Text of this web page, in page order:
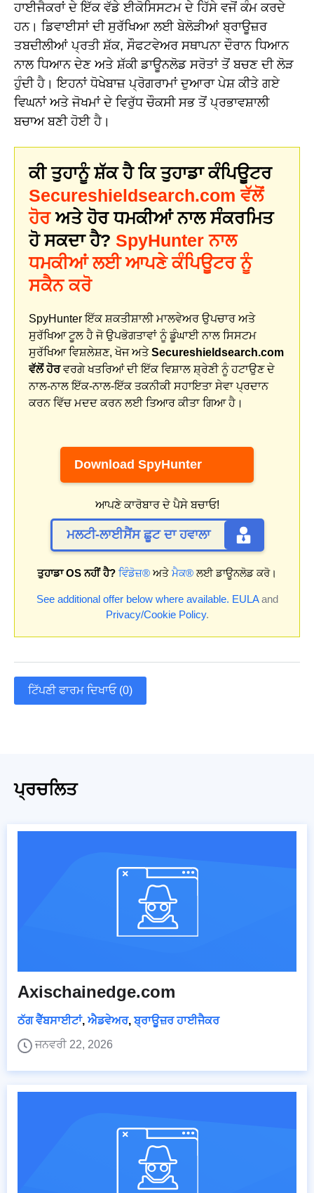
ਹਾਈਜੈਕਰਾਂ ਦੇ ਇੱਕ ਵੱਡੇ ਈਕੋਸਿਸਟਮ ਦੇ ਹਿੱਸੇ ਵਜੋਂ ਕੰਮ ਕਰਦੇ
ਹਨ। ਡਿਵਾਈਸਾਂ ਦੀ ਸੁਰੱਖਿਆ ਲਈ ਬੇਲੋੜੀਆਂ ਬ੍ਰਾਊਜ਼ਰ
ਤਬਦੀਲੀਆਂ ਪ੍ਰਤੀ ਸ਼ੱਕ, ਸੌਫਟਵੇਅਰ ਸਥਾਪਨਾ ਦੌਰਾਨ ਧਿਆਨ
ਨਾਲ ਧਿਆਨ ਦੇਣ ਅਤੇ ਸ਼ੱਕੀ ਡਾਊਨਲੋਡ ਸਰੋਤਾਂ ਤੋਂ ਬਚਣ ਦੀ ਲੋੜ
ਹੁੰਦੀ ਹੈ। ਇਹਨਾਂ ਧੋਖੇਬਾਜ਼ ਪ੍ਰੋਗਰਾਮਾਂ ਦੁਆਰਾ ਪੇਸ਼ ਕੀਤੇ ਗਏ
ਵਿਘਨਾਂ ਅਤੇ ਜੋਖਮਾਂ ਦੇ ਵਿਰੁੱਧ ਚੌਕਸੀ ਸਭ ਤੋਂ ਪ੍ਰਭਾਵਸ਼ਾਲੀ
ਬਚਾਅ ਬਣੀ ਹੋਈ ਹੈ।
ਕੀ ਤੁਹਾਨੂੰ ਸ਼ੱਕ ਹੈ ਕਿ ਤੁਹਾਡਾ ਕੰਪਿਊਟਰ
Secureshieldsearch.com ਵੱਲੋਂ
ਹੋਰਅਤੇ ਹੋਰ ਧਮਕੀਆਂ ਨਾਲ ਸੰਕਰਮਿਤ
ਹੋ ਸਕਦਾ ਹੈ? SpyHunter ਨਾਲ
ਧਮਕੀਆਂ ਲਈ ਆਪਣੇ ਕੰਪਿਊਟਰ ਨੂੰ
ਸਕੈਨ ਕਰੋ
SpyHunter ਇੱਕ ਸ਼ਕਤੀਸ਼ਾਲੀ ਮਾਲਵੇਅਰ ਉਪਚਾਰ ਅਤੇ
ਸੁਰੱਖਿਆ ਟੂਲ ਹੈ ਜੋ ਉਪਭੋਗਤਾਵਾਂ ਨੂੰ ਡੂੰਘਾਈ ਨਾਲ ਸਿਸਟਮ
ਸੁਰੱਖਿਆ ਵਿਸ਼ਲੇਸ਼ਣ, ਖੋਜ ਅਤੇSecureshieldsearch.com
ਵੱਲੋਂ ਹੋਰਵਰਗੇ ਖਤਰਿਆਂ ਦੀ ਇੱਕ ਵਿਸ਼ਾਲ ਸ਼੍ਰੇਣੀ ਨੂੰ ਹਟਾਉਣ ਦੇ
ਨਾਲ-ਨਾਲ ਇੱਕ-ਨਾਲ-ਇੱਕ ਤਕਨੀਕੀ ਸਹਾਇਤਾ ਸੇਵਾ ਪ੍ਰਦਾਨ
ਕਰਨ ਵਿੱਚ ਮਦਦ ਕਰਨ ਲਈ ਤਿਆਰ ਕੀਤਾ ਗਿਆ ਹੈ।
Download SpyHunter
ਆਪਣੇ ਕਾਰੋਬਾਰ ਦੇ ਪੈਸੇ ਬਚਾਓ!
ਮਲਟੀ-ਲਾਈਸੈਂਸ ਛੂਟ ਦਾ ਹਵਾਲਾ
ਤੁਹਾਡਾ OS ਨਹੀਂ ਹੈ? ਵਿੰਡੋਜ਼® ਅਤੇ ਮੈਕ® ਲਈ ਡਾਊਨਲੋਡ ਕਰੋ।
See additional offer below where available. EULAand
Privacy/Cookie Policy.
ਟਿੱਪਣੀ ਫਾਰਮ ਦਿਖਾਓ (0)
ਪ੍ਰਚਲਿਤ
Axischainedge.com
ਠੱਗ ਵੈੱਬਸਾਈਟਾਂ, ਐਡਵੇਅਰ,ਬ੍ਰਾਊਜ਼ਰ ਹਾਈਜੈਕਰ
ਜਨਵਰੀ 22, 2026